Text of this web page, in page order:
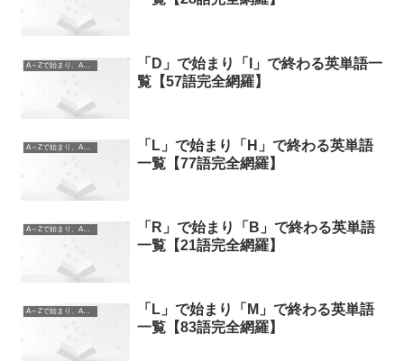
A～Zで始まり、A～Zで終わる英単語
「D」で始まり「I」で終わる英単語一
覧【57語完全網羅】
A～Zで始まり、A～Zで終わる英単語
「L」で始まり「H」で終わる英単語
一覧【77語完全網羅】
A～Zで始まり、A～Zで終わる英単語
「R」で始まり「B」で終わる英単語
一覧【21語完全網羅】
A～Zで始まり、A～Zで終わる英単語
「L」で始まり「M」で終わる英単語
一覧【83語完全網羅】